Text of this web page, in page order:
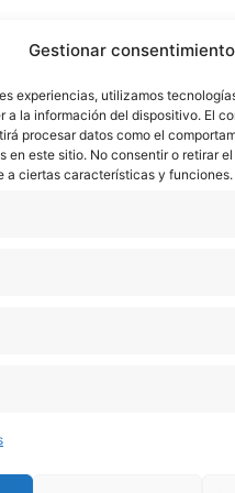
Gestionar consentimiento
experiencias, utilizamos
a la información del dispositivo. El
procesar datos como el
en este sitio. No consentir o retirar
a ciertas características y funciones.
NoComercial 4.0
SOCIALES